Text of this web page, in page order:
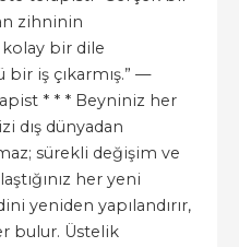
zihninin
kolay bir dile
iş çıkarmış.” —
* * * Beyniniz her
dış dünyadan
sürekli değişim ve
her yeni
yeniden yapılandırır,
bulur. Üstelik